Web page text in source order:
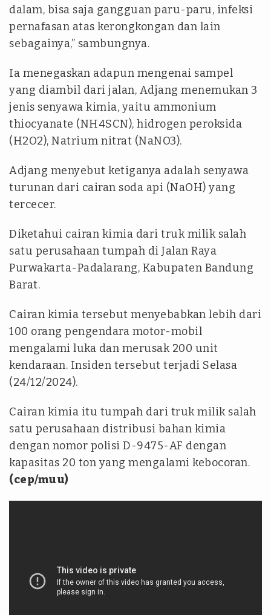
dalam, bisa saja gangguan paru-paru, infeksi
pernafasan atas kerongkongan dan lain
sebagainya,” sambungnya.
Ia menegaskan adapun mengenai sampel
yang diambil dari jalan, Adjang menemukan 3
jenis senyawa kimia, yaitu ammonium
thiocyanate (NH4SCN), hidrogen peroksida
(H2O2), Natrium nitrat (NaNO3).
Adjang menyebut ketiganya adalah senyawa
turunan dari cairan soda api (NaOH) yang
tercecer.
Diketahui cairan kimia dari truk milik salah
satu perusahaan tumpah di Jalan Raya
Purwakarta-Padalarang, Kabupaten Bandung
Barat.
Cairan kimia tersebut menyebabkan lebih dari
100 orang pengendara motor-mobil
mengalami luka dan merusak 200 unit
kendaraan. Insiden tersebut terjadi Selasa
(24/12/2024).
Cairan kimia itu tumpah dari truk milik salah
satu perusahaan distribusi bahan kimia
dengan nomor polisi D-9475-AF dengan
kapasitas 20 ton yang mengalami kebocoran.
(cep/muu)